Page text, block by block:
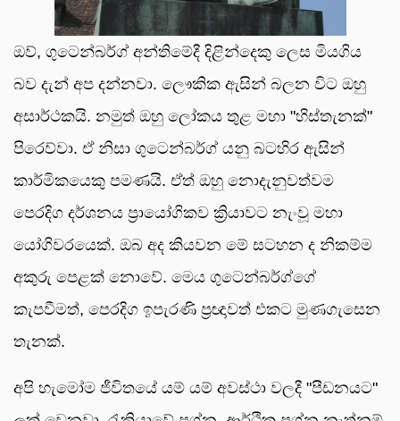
ඔව්, ගුටෙන්බර්ග් අන්තිමේදී දිළින්දෙකු ලෙස මියගිය
බව දැන් අප දන්නවා. ලෞකික ඇසින් බලන විට ඔහු
අසාර්ථකයි. නමුත් ඔහු ලෝකය තුළ මහා "හිස්තැනක්"
පිරෙව්වා. ඒ නිසා ගුටෙන්බර්ග් යනු බටහිර ඇසින්
කාර්මිකයෙකු පමණයි. ඒත් ඔහු නොදැනුවත්වම
පෙරදිග දර්ශනය ප්‍රායෝගිකව ක්‍රියාවට නැංවූ මහා
යෝගිවරයෙක්. ඔබ අද කියවන මේ සටහන ද නිකම්ම
අකුරු පෙළක් නොවේ. මෙය ගුටෙන්බර්ග්ගේ
කැපවීමත්, පෙරදිග ඉපැරණි ප්‍රඥාවත් එකට මුණගැසෙන
තැනක්.
අපි හැමෝම ජීවිතයේ යම් යම් අවස්ථා වලදී "පීඩනයට"